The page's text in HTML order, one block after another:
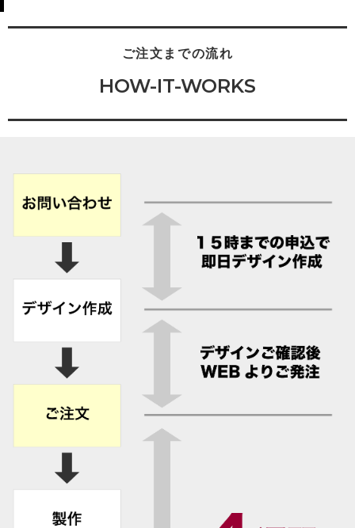
ご注文までの流れ
HOW-IT-WORKS